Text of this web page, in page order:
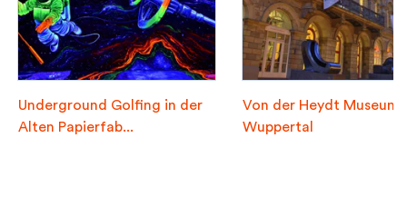
Underground Golfing in der
Alten Papierfab...
Von der Heydt Museum
Wuppertal